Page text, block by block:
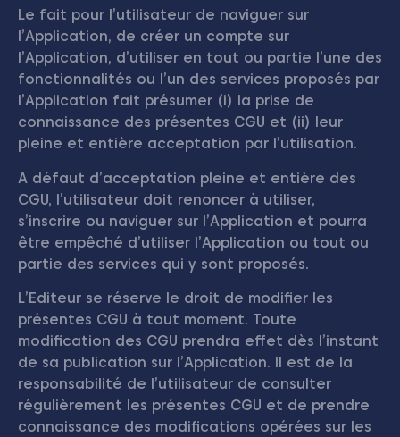
Le fait pour l’utilisateur de naviguer sur
l’Application, de créer un compte sur
l’Application, d’utiliser en tout ou partie l’une des
fonctionnalités ou l’un des services proposés par
l’Application fait présumer (i) la prise de
connaissance des présentes CGU et (ii) leur
pleine et entière acceptation par l’utilisation.
A défaut d’acceptation pleine et entière des
CGU, l’utilisateur doit renoncer à utiliser,
s’inscrire ou naviguer sur l’Application et pourra
être empêché d’utiliser l’Application ou tout ou
partie des services qui y sont proposés.
L’Editeur se réserve le droit de modifier les
présentes CGU à tout moment. Toute
modification des CGU prendra effet dès l’instant
de sa publication sur l’Application. Il est de la
responsabilité de l’utilisateur de consulter
régulièrement les présentes CGU et de prendre
connaissance des modifications opérées sur les